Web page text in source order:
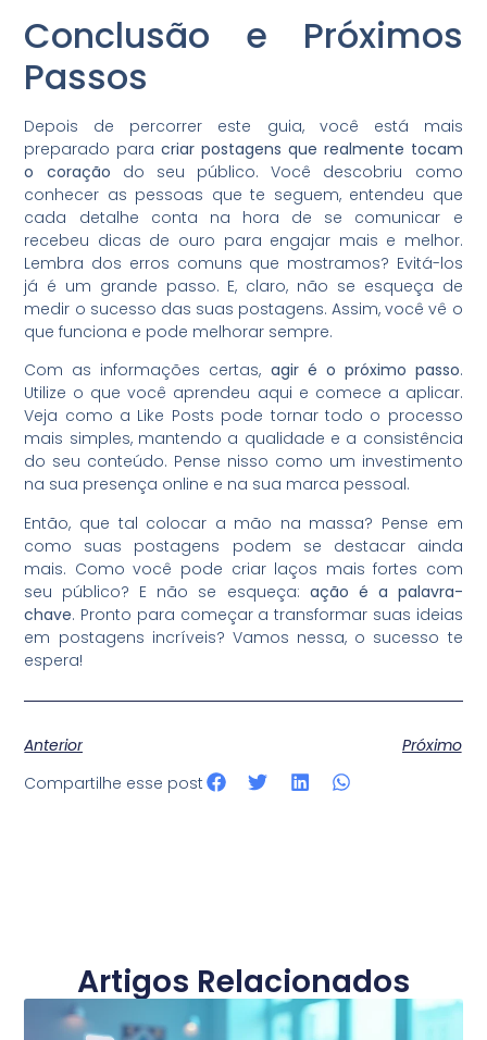
Conclusão e Próximos
Passos
Depois de percorrer este guia, você está mais
preparado paracriar postagens que realmente tocam
o coração do seu público. Você descobriu como
conhecer as pessoas que te seguem, entendeu que
cada detalhe conta na hora de se comunicar e
recebeu dicas de ouro para engajar mais e melhor.
Lembra dos erros comuns que mostramos? Evitá-los
já é um grande passo. E, claro, não se esqueça de
medir o sucesso das suas postagens. Assim, você vê o
que funciona e pode melhorar sempre.
Com as informações certas, agir é o próximo passo.
Utilize o que você aprendeu aqui e comece a aplicar.
Veja como a Like Posts pode tornar todo o processo
mais simples, mantendo a qualidade e a consistência
do seu conteúdo. Pense nisso como um investimento
na sua presença online e na sua marca pessoal.
Então, que tal colocar a mão na massa? Pense em
como suas postagens podem se destacar ainda
mais. Como você pode criar laços mais fortes com
seu público? E não se esqueça: ação é a palavra-
chave. Pronto para começar a transformar suas ideias
em postagens incríveis? Vamos nessa, o sucesso te
espera!
Anterior
Próximo
Compartilhe esse post
Artigos Relacionados